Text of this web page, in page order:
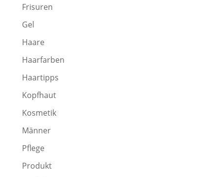
Frisuren
Gel
Haare
Haarfarben
Haartipps
Kopfhaut
Kosmetik
Männer
Pflege
Produkt